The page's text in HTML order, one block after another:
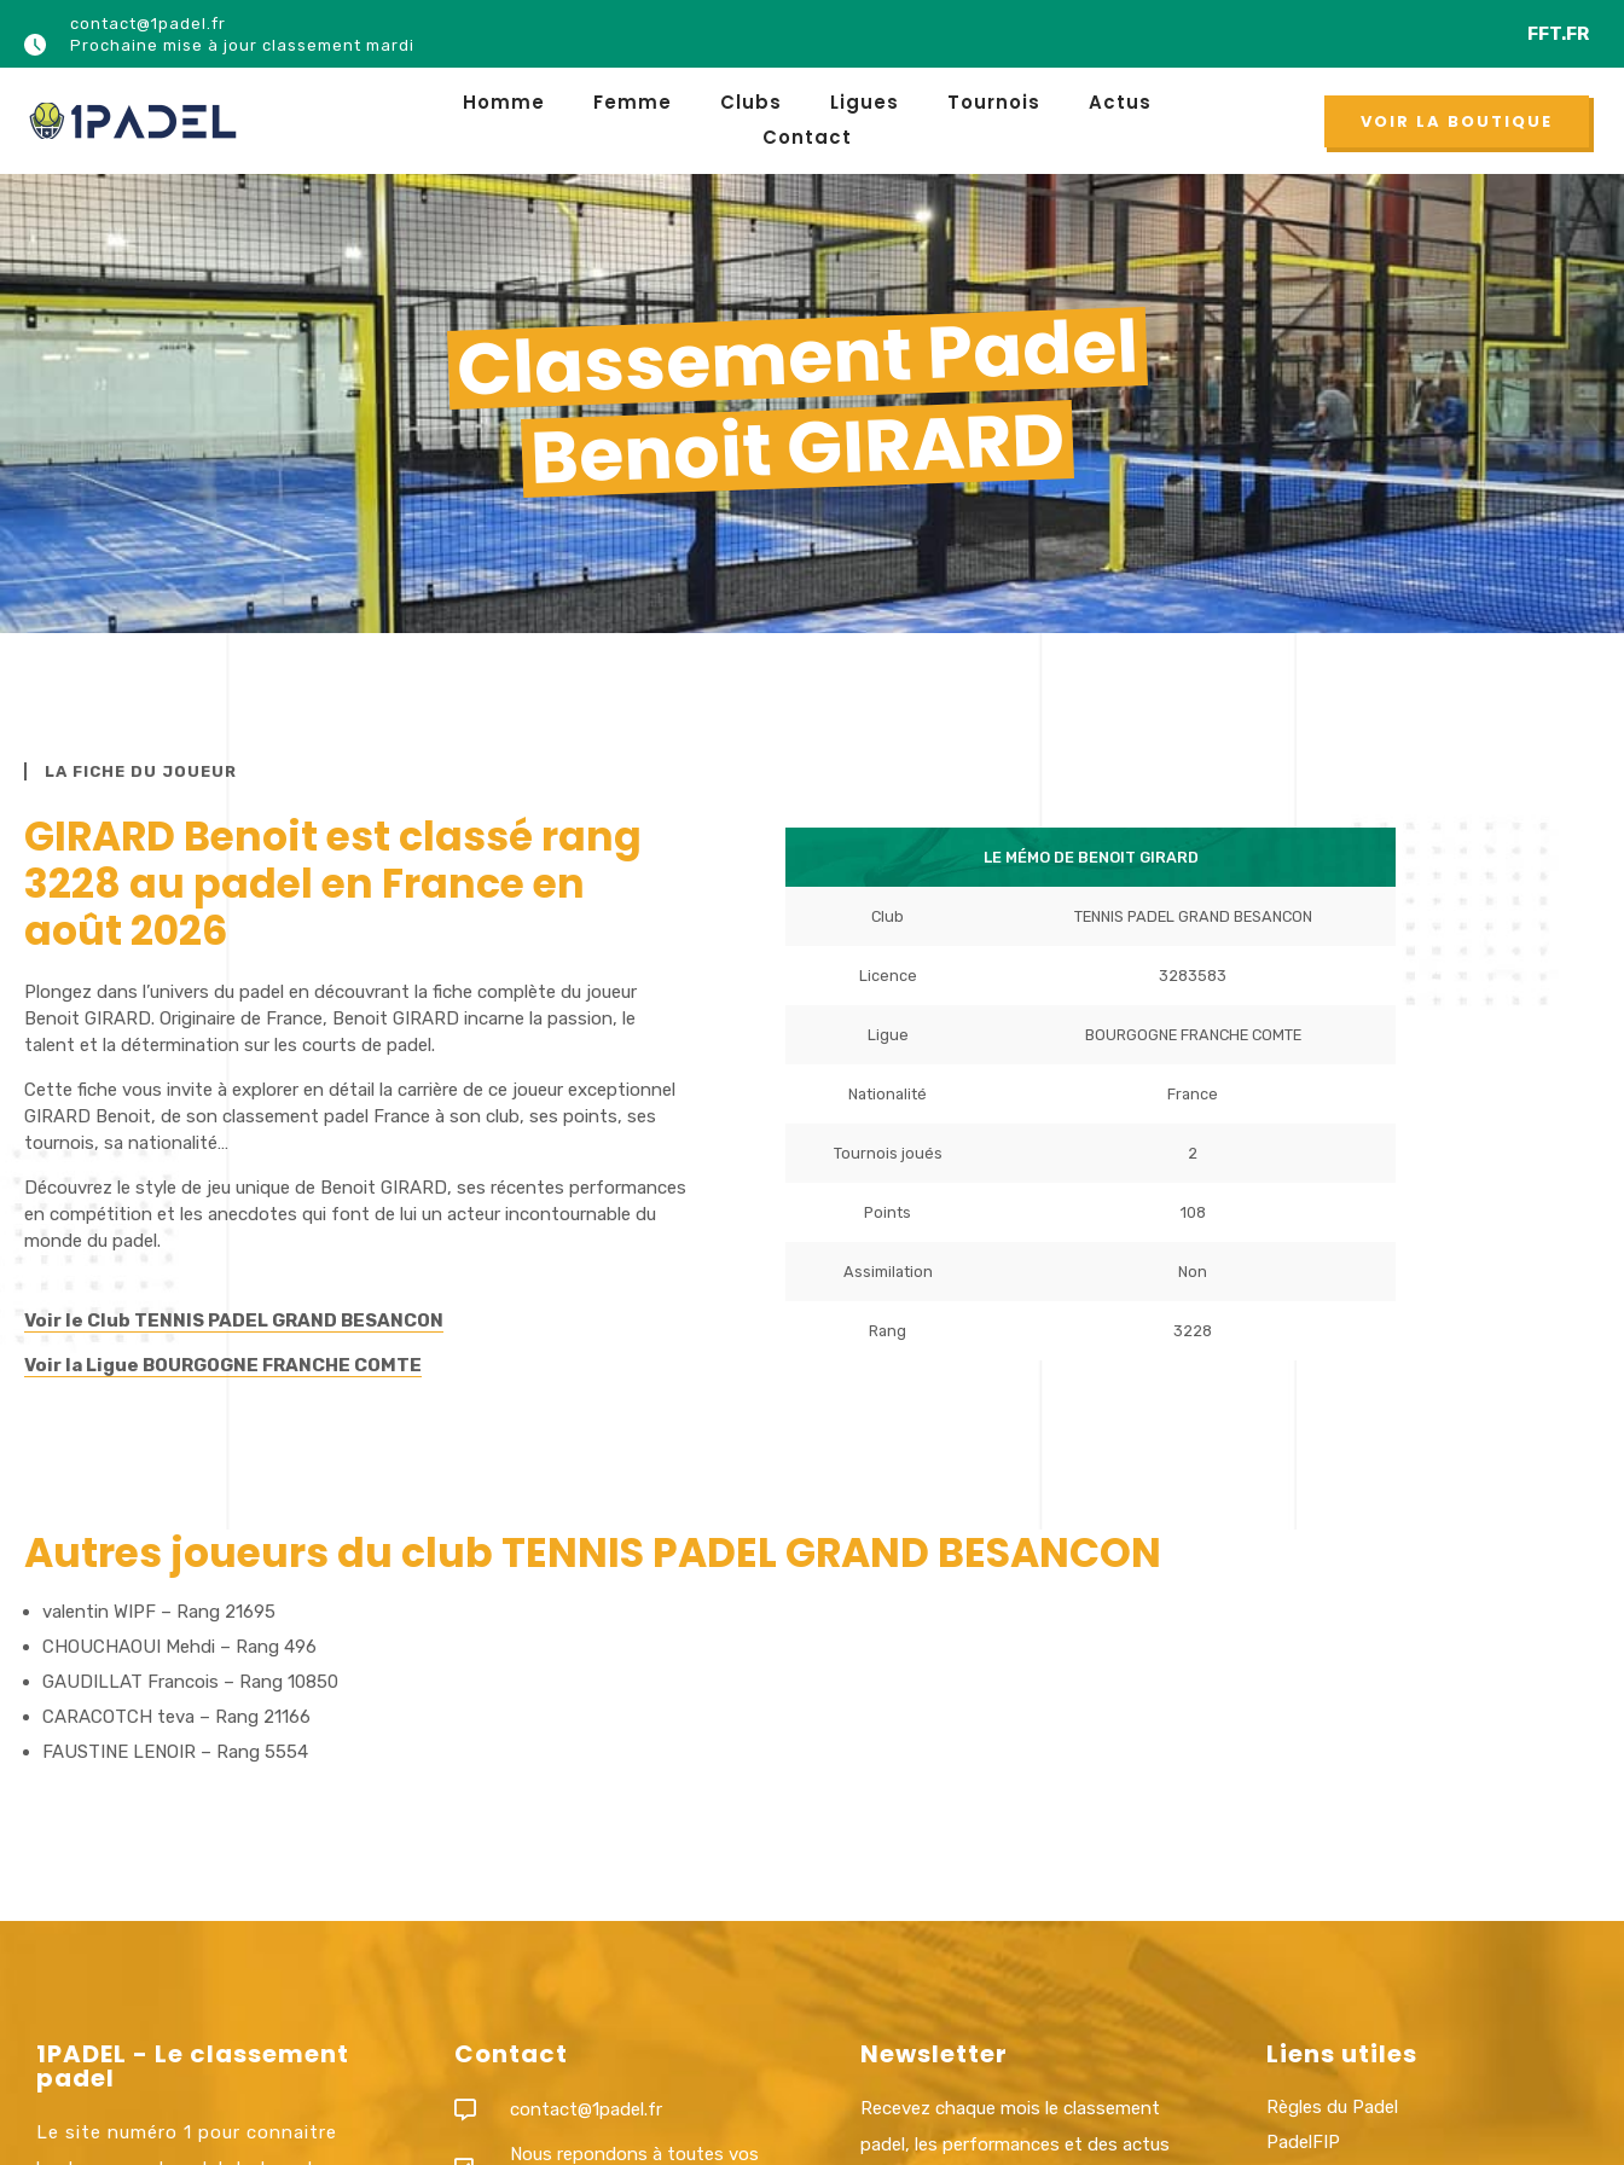
contact@1padel.fr
Prochaine mise à jour classement mardi
NOUVEAU
FFT.FR
Homme Femme Clubs Ligues Tournois
Actus
Contact
VOIR LA BOUTIQUE
Classement Padel
Benoit GIRARD
LA FICHE DU JOUEUR
GIRARD Benoit est classé rang
3228 au padel en France en
août 2026
Plongez dans l’univers du padel en découvrant la fiche complète du joueur
Benoit GIRARD. Originaire de France, Benoit GIRARD incarne la passion, le
talent et la détermination sur les courts de padel.
Cette fiche vous invite à explorer en détail la carrière de ce joueur exceptionnel
GIRARD Benoit, de son classement padel France à son club, ses points, ses
tournois, sa nationalité…
Découvrez le style de jeu unique de Benoit GIRARD, ses récentes performances
en compétition et les anecdotes qui font de lui un acteur incontournable du
monde du padel.
Voir le Club TENNIS PADEL GRAND BESANCON
Voir la Ligue BOURGOGNE FRANCHE COMTE
LE MÉMO DE BENOIT GIRARD
Club TENNIS PADEL GRAND BESANCON
Licence 3283583
Ligue BOURGOGNE FRANCHE COMTE
Nationalité France
Tournois joués 2
Points 108
Assimilation Non
Rang 3228
Autres joueurs du club TENNIS PADEL GRAND BESANCON
valentin WIPF – Rang 21695
CHOUCHAOUI Mehdi – Rang 496
GAUDILLAT Francois – Rang 10850
CARACOTCH teva – Rang 21166
FAUSTINE LENOIR – Rang 5554
1PADEL - Le classement
padel
Le site numéro 1 pour connaitre
Contact
contact@1padel.fr
Nous repondons à toutes vos
Newsletter
Recevez chaque mois le classement
padel, les performances et des actus
Liens utiles
Règles du Padel
PadelFIP